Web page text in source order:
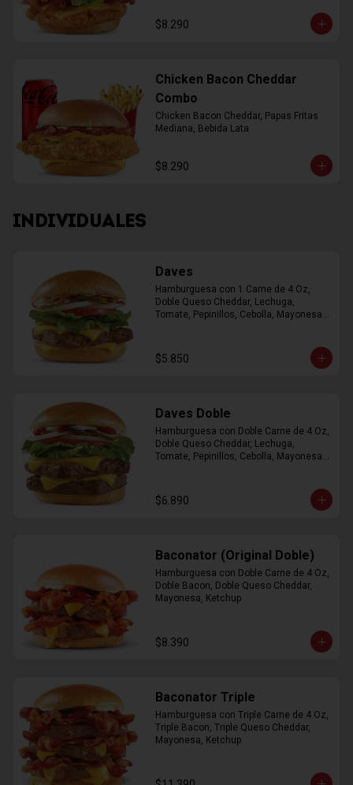
$8.290
Chicken Bacon Cheddar
Combo
Chicken Bacon Cheddar, Papas Fritas
Mediana, Bebida Lata
$8.290
INDIVIDUALES
Daves
Hamburguesa con 1 Carne de 4 Oz,
Doble Queso Cheddar, Lechuga,
Tomate, Pepinillos, Cebolla, Mayonesa,
$5.850
Daves Doble
Hamburguesa con Doble Carne de 4 Oz,
Doble Queso Cheddar, Lechuga,
Tomate, Pepinillos, Cebolla, Mayonesa,
$6.890
Baconator (Original Doble)
Hamburguesa con Doble Carne de 4 Oz,
Doble Bacon, Doble Queso Cheddar,
Mayonesa, Ketchup
$8.390
Baconator Triple
Hamburguesa con Triple Carne de 4 Oz,
Triple Bacon, Triple Queso Cheddar,
Mayonesa, Ketchup